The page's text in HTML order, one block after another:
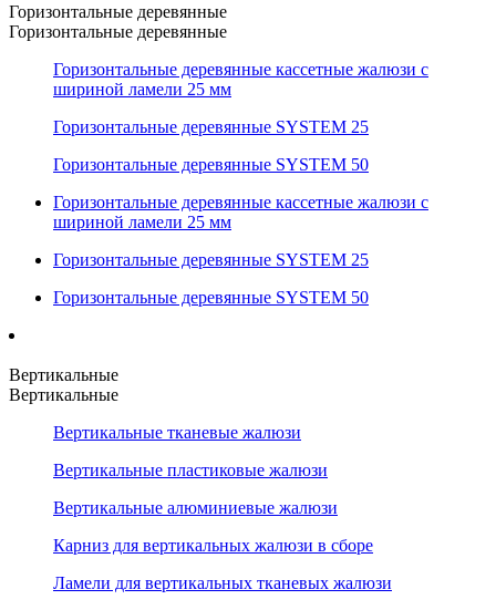
Горизонтальные деревянные
Горизонтальные деревянные
Горизонтальные деревянные кассетные жалюзи с
шириной ламели 25 мм
Горизонтальные деревянные SYSTEM 25
Горизонтальные деревянные SYSTEM 50
Горизонтальные деревянные кассетные жалюзи с
шириной ламели 25 мм
Горизонтальные деревянные SYSTEM 25
Горизонтальные деревянные SYSTEM 50
Вертикальные
Вертикальные
Вертикальные тканевые жалюзи
Вертикальные пластиковые жалюзи
Вертикальные алюминиевые жалюзи
Карниз для вертикальных жалюзи в сборе
Ламели для вертикальных тканевых жалюзи